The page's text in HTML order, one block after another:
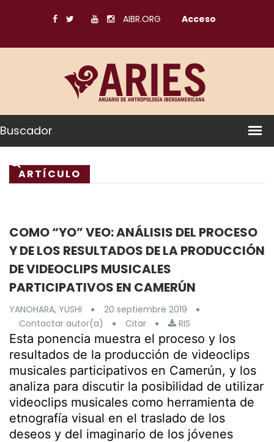
AIBR.ORG Acceso
Buscador
ARTÍCULO
COMO “YO” VEO: ANÁLISIS DEL PROCESO
Y DE LOS RESULTADOS DE LA PRODUCCIÓN
DE VIDEOCLIPS MUSICALES
PARTICIPATIVOS EN CAMERÚN
YANOHARA, YUSHI
20 septiembre 2019
Contactar autor(a)
Citar RIS
Esta ponencia muestra el proceso y los
resultados de la producción de videoclips
musicales participativos en Camerún, y los
analiza para discutir la posibilidad de utilizar
videoclips musicales como herramienta de
etnografía visual en el traslado de los
deseos y del imaginario de los jóvenes